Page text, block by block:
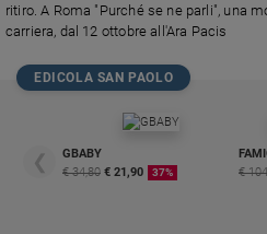
Legalità
giustizia
Sport
Papa
ritiro. A Roma "Purché se ne parli", una
carriera, dal 12 ottobre all'Ara Pacis
EDICOLA SAN PAOLO
❮
GBABY
€ 34,80 € 21,90 37%
€